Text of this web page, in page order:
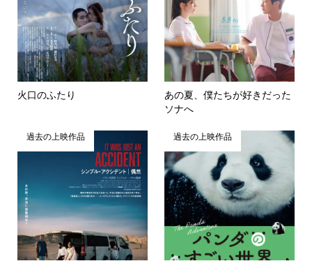
火口のふたり
あの夏、僕たちが好きだった
ソナへ
過去の上映作品 過去の上映作品